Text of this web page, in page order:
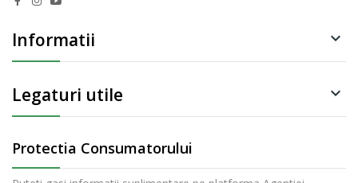
Informatii 
Legaturi utile 
Protectia Consumatorului